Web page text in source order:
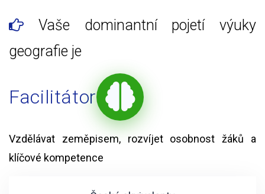
Vaše dominantní pojetí výuky
geografie je
Facilitátor
Vzdělávat zeměpisem, rozvíjet osobnost žáků a
klíčové kompetence